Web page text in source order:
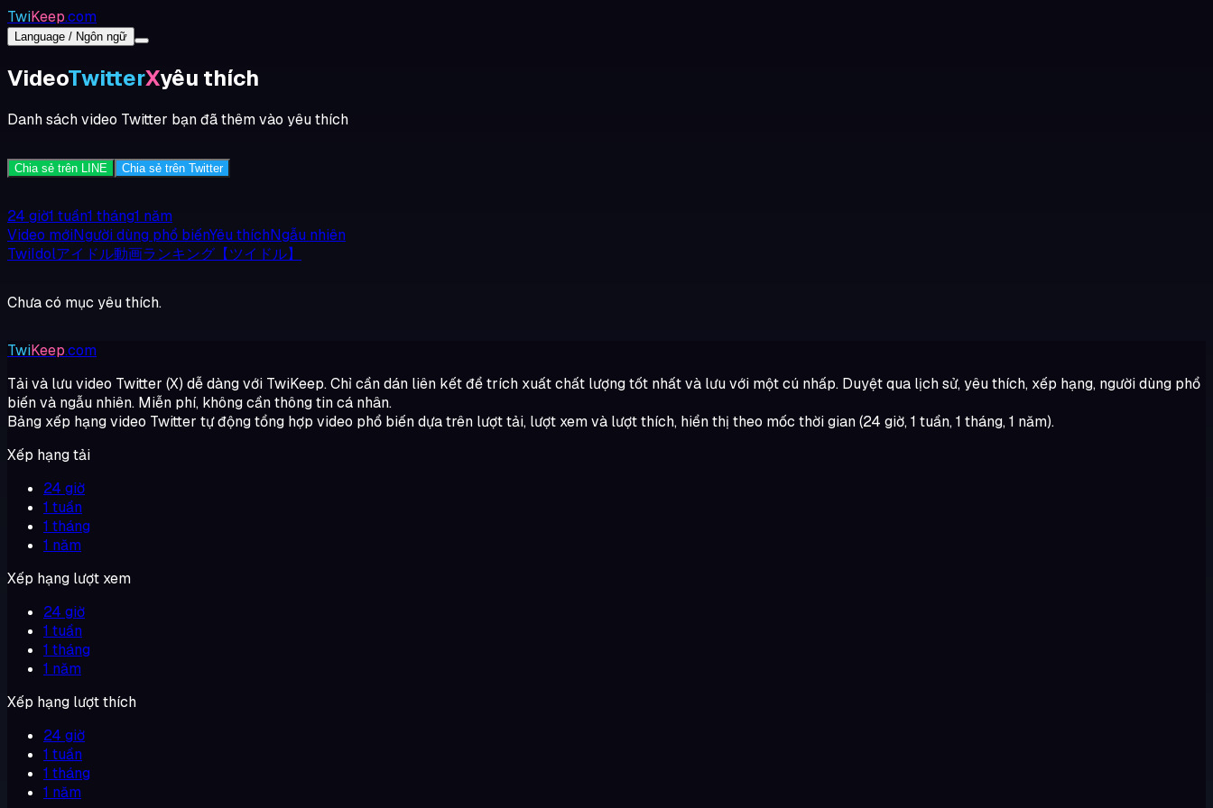
TwiKeep.com
Language / Ngôn ngữ
VideoTwitterXyêu thích
Danh sách video Twitter bạn đã thêm vào yêu thích
Chia sẻ trên LINE Chia sẻ trên Twitter
24 giờ1 tuần1 tháng1 năm
Video mớiNgười dùng phổ biếnYêu thíchNgẫu nhiên
TwiIdolアイドル動画ランキング【ツイドル】
Chưa có mục yêu thích.
TwiKeep.com
Tải và lưu video Twitter (X) dễ dàng với TwiKeep. Chỉ cần dán liên kết để trích xuất chất lượng tốt nhất và lưu với một cú nhấp. Duyệt qua lịch sử, yêu thích, xếp hạng, người dùng phổ
biến và ngẫu nhiên. Miễn phí, không cần thông tin cá nhân.
Bảng xếp hạng video Twitter tự động tổng hợp video phổ biến dựa trên lượt tải, lượt xem và lượt thích, hiển thị theo mốc thời gian (24 giờ, 1 tuần, 1 tháng, 1 năm).
Xếp hạng tải
24 giờ
1 tuần
1 tháng
1 năm
Xếp hạng lượt xem
24 giờ
1 tuần
1 tháng
1 năm
Xếp hạng lượt thích
24 giờ
1 tuần
1 tháng
1 năm